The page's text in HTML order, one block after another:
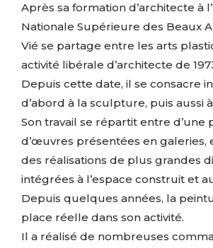
Adresse email*
Nom
Prénom
Après sa formation d’architecte à
Nationale Supérieure des Beaux
Vié se partage entre les arts
activité libérale d’architecte de
Depuis cette date, il se consacre
d’abord à la sculpture, puis aussi
Son travail se répartit entre d’une
d’œuvres présentées en galeries,
des réalisations de plus grandes
intégrées à l’espace construit et
Depuis quelques années, la
place réelle dans son activité.
Il a réalisé de nombreuses